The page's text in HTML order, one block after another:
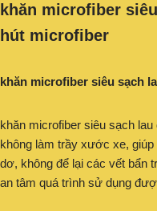
khăn microfiber
hút microfiber
khăn microfiber siêu sạch
khăn microfiber siêu sạch
không làm trầy xước xe,
dơ, không để lại các vết bẩn
an tâm quá trình sử dụng